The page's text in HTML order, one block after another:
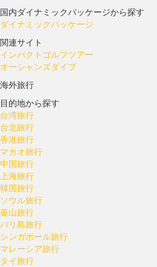
国内ダイナミックパッケージから探す
ダイナミックパッケージ
関連サイト
インパクトゴルフツアー
オーシャンズダイブ
海外旅行
目的地から探す
台湾旅行
台北旅行
香港旅行
マカオ旅行
中国旅行
上海旅行
韓国旅行
ソウル旅行
釜山旅行
バリ島旅行
シンガポール旅行
マレーシア旅行
タイ旅行